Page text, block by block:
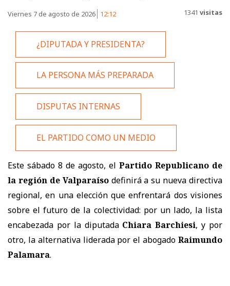
Viernes 7 de agosto de 2026 12:12 1341 visitas
¿DIPUTADA Y PRESIDENTA?
LA PERSONA MÁS PREPARADA
DISPUTAS INTERNAS
EL PARTIDO COMO UN MEDIO
Este sábado 8 de agosto, el Partido Republicano de
la región de Valparaísodefinirá a su nueva directiva
regional, en una elección que enfrentará dos visiones
sobre el futuro de la colectividad: por un lado, la lista
encabezada por la diputada Chiara Barchiesi, y por
otro, la alternativa liderada por el abogado Raimundo
Palamara.